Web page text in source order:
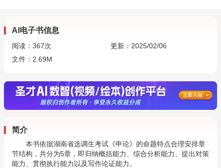
AI电子书信息
阅读： 367次
更新：2025/02/06
文件：2.69M
简介
本书依据湖南省选调生考试《申论》的命题特点合理安排章
节结构，共分为5章，即归纳概括能力、综合分析能力、提出对策
能力、贯彻执行能力以及写作论证能力。